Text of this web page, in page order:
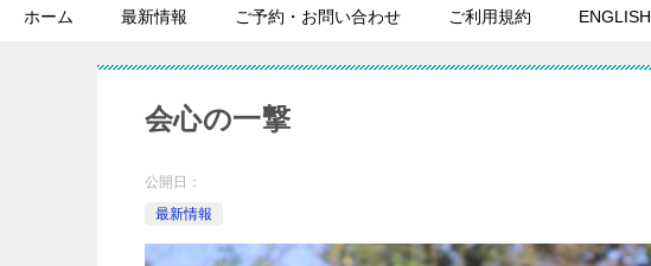
ホーム 最新情報 ご予約・お問い合わせ ご利用規約 ENGLISH
会心の一撃
公開日：
最新情報